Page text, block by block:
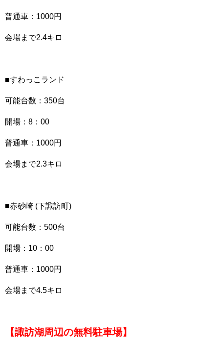
普通車：1000円
会場まで2.4キロ
■すわっこランド
可能台数：350台
開場：8：00
普通車：1000円
会場まで2.3キロ
■赤砂崎 (下諏訪町)
可能台数：500台
開場：10：00
普通車：1000円
会場まで4.5キロ
【諏訪湖周辺の無料駐車場】